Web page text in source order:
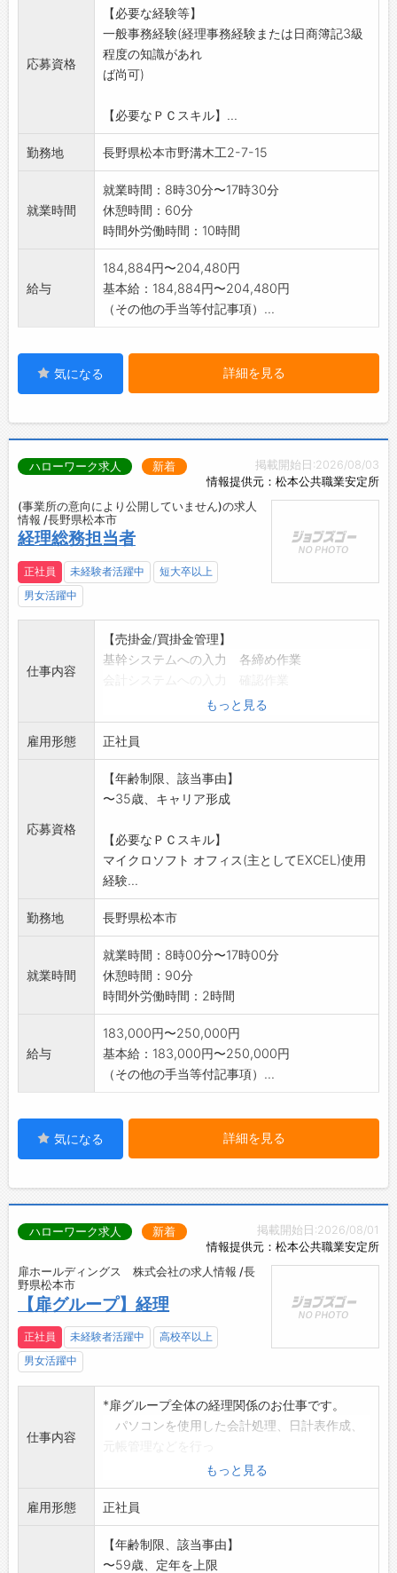
※パソコンにてエクセル及び汎用販売ソフト
を使用します。
※社有車で銀行等への書類届出業務がありま
す。
応募資格
【必要な経験等】
一般事務経験(経理事務経験または日商簿記3級
程度の知識があれ
ば尚可)
【必要なＰＣスキル】...
勤務地 長野県松本市野溝木工2-7-15
就業時間
就業時間：8時30分〜17時30分
休憩時間：60分
時間外労働時間：10時間
給与
184,884円〜204,480円
基本給：184,884円〜204,480円
（その他の手当等付記事項）...
気になる 詳細を見る
掲載開始日:2026/08/03
情報提供元：松本公共職業安定所
ハローワーク求人 新着
(事業所の意向により公開していません)の求人
情報 /長野県松本市
経理総務担当者
正社員 未経験者活躍中
短大卒以上
男女活躍中
仕事内容
【売掛金/買掛金管理】
基幹システムへの入力 各締め作業
その他 売上・仕入にかんしての付随事務業務
※各システムは自社用にカスタマイズされた物
の為、経験は不問
【設備/備品管理】
故障等の修繕依頼
在庫管理 不足品の発注
※変更の範囲:会社の定める業務
もっと見る
雇用形態 正社員
応募資格
【年齢制限、該当事由】
〜35歳、キャリア形成
【必要なＰＣスキル】
マイクロソフト オフィス(主としてEXCEL)使用
経験...
勤務地 長野県松本市
就業時間
就業時間：8時00分〜17時00分
休憩時間：90分
時間外労働時間：2時間
給与
183,000円〜250,000円
基本給：183,000円〜250,000円
（その他の手当等付記事項）...
気になる 詳細を見る
掲載開始日:2026/08/01
情報提供元：松本公共職業安定所
ハローワーク求人 新着
扉ホールディングス 株式会社の求人情報 /長
野県松本市
【扉グループ】経理
正社員 未経験者活躍中
高校卒以上
男女活躍中
仕事内容
*扉グループ全体の経理関係のお仕事です。
パソコンを使用した会計処理、日計表作成、
・売り上げ管理
・支払業務(銀行振り込み等)
・会計ソフトを使用したパソコン入力作業 等
変更の範囲:会社の定める業務
もっと見る
雇用形態 正社員
【年齢制限、該当事由】
〜59歳、定年を上限